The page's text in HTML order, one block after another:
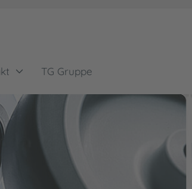
TG Gruppe